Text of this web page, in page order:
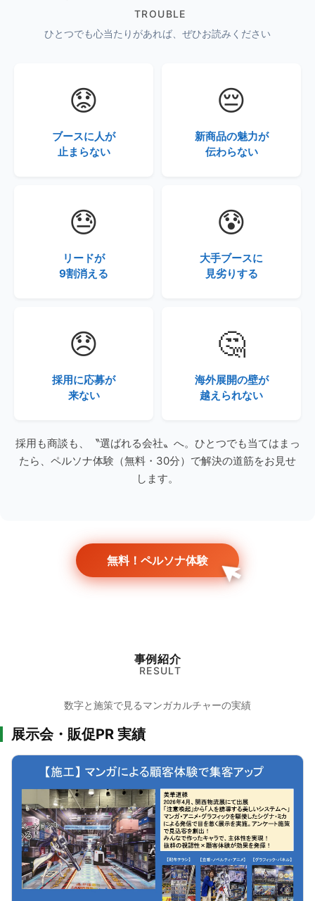
TROUBLE
ひとつでも心当たりがあれば、ぜひお読みください
😟
ブースに人が
止まらない
😔
新商品の魅力が
伝わらない
😓
リードが
9割消える
😰
大手ブースに
見劣りする
😞
採用に応募が
来ない
🤔
海外展開の壁が
越えられない
採用も商談も、〝選ばれる会社〟へ。ひとつでも当てはまっ
たら、ペルソナ体験（無料・30分）で解決の道筋をお見せ
します。
無料！ペルソナ体験
事例紹介
RESULT
数字と施策で見るマンガカルチャーの実績
展示会・販促PR 実績